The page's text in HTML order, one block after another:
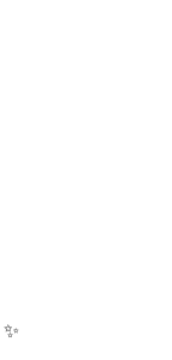
✨